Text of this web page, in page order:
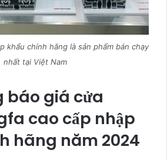
khẩu chính hãng là sản phẩm bán chạy
nhất tại Việt Nam
báo giá cửa
cao cấp nhập
hãng năm 2024